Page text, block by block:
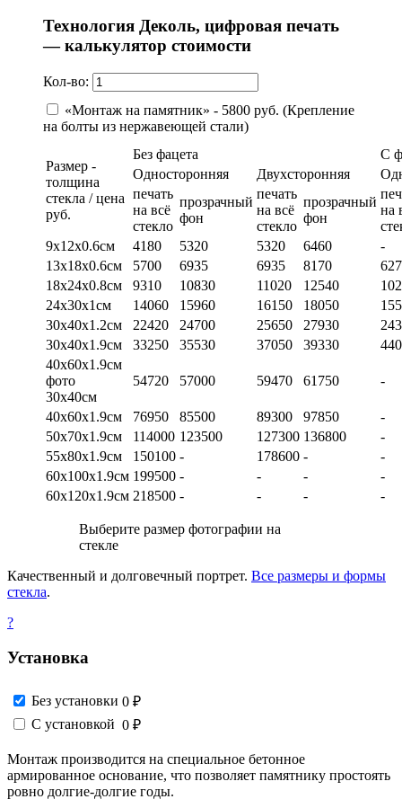
Технология Деколь, цифровая печать
— калькулятор стоимости
Кол-во:
«Монтаж на памятник» - 5800 руб. (Крепление
на болты из нержавеющей стали)
Размер -
толщина
стекла / цена
руб.
Без фацета
С
Односторонняя
Двухсторонняя
печать
на всё
стекло
прозрачный
фон
печать
на всё
стекло
прозрачный
фон
на
9х12х0.6см
4180 5320 5320 6460
-
13х18х0.6см
5700 6935 6935 8170
18х24х0.8см
9310 10830 11020 12540
24х30х1см
14060 15960 16150 18050
30х40х1.2см
22420 24700 25650 27930
30х40х1.9см
33250 35530 37050 39330
40х60х1.9см
фото
30х40см
54720 57000 59470 61750 -
40х60х1.9см 76950 85500 89300 97850
-
50х70х1.9см
114000 123500 127300 136800
-
55х80х1.9см
150100 - 178600 -
-
60х100х1.9см 199500 - - -
-
60х120х1.9см 218500 - - - -
Выберите размер фотографии на
стекле
Качественный и долговечный портрет. Все размеры и формы
стекла.
?
Установка
Без установки 0 ₽
С установкой 0 ₽
Монтаж производится на специальное бетонное
армированное основание, что позволяет памятнику простоять
ровно долгие-долгие годы.